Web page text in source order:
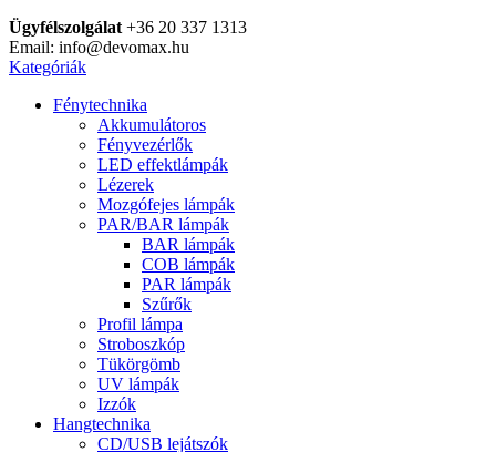
Ügyfélszolgálat +36 20 337 1313
Email: info@devomax.hu
Kategóriák
Fénytechnika
Akkumulátoros
Fényvezérlők
LED effektlámpák
Lézerek
Mozgófejes lámpák
PAR/BAR lámpák
BAR lámpák
COB lámpák
PAR lámpák
Szűrők
Profil lámpa
Stroboszkóp
Tükörgömb
UV lámpák
Izzók
Hangtechnika
CD/USB lejátszók